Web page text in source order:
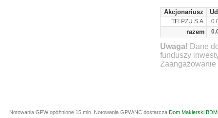
Akcjonariusz
TFI PZU S.A.
razem
Uwaga! Dane
funduszy
Zaangażowanie
Notowania GPW opóźnione 15 min. Notowania GPW/NC dostarcza Dom Maklerski